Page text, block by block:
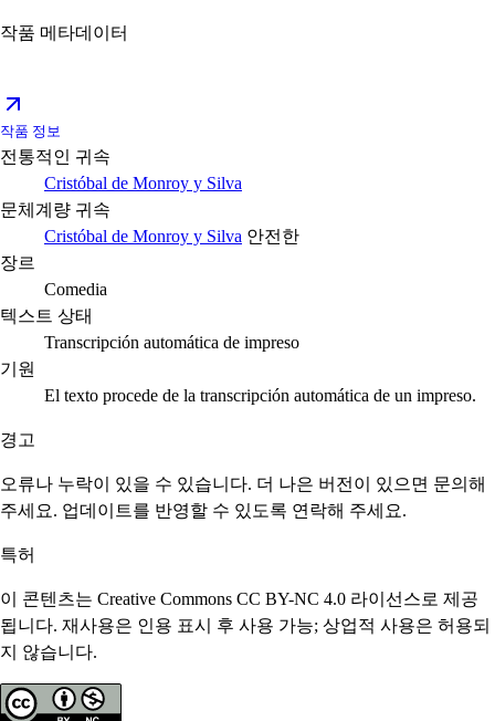
작품 메타데이터
작품 정보
전통적인 귀속
Cristóbal de Monroy y Silva
문체계량 귀속
Cristóbal de Monroy y Silva 안전한
장르
Comedia
텍스트 상태
Transcripción automática de impreso
기원
El texto procede de la transcripción automática de un impreso.
경고
오류나 누락이 있을 수 있습니다. 더 나은 버전이 있으면 문의해
주세요. 업데이트를 반영할 수 있도록 연락해 주세요.
특허
이 콘텐츠는 Creative Commons CC BY-NC 4.0 라이선스로 제공
됩니다. 재사용은 인용 표시 후 사용 가능; 상업적 사용은 허용되
지 않습니다.